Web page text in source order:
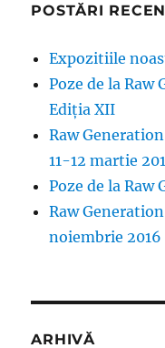
POSTĂRI
Expozitiile
Poze de la Raw
Ediția XII
Raw
11-12 martie
Poze de la Raw
Raw
noiembrie 2016
ARHIVĂ